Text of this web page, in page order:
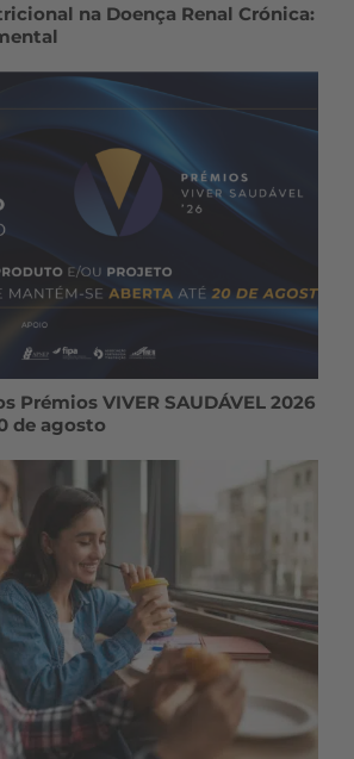
na Doença Renal Crónica:
Prémios VIVER SAUDÁVEL 2026
de agosto